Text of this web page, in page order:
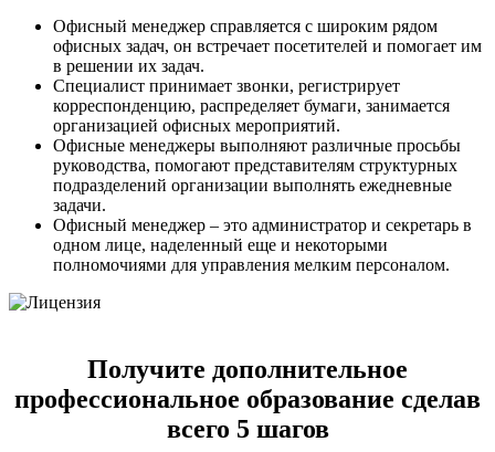
Офисный менеджер справляется с широким рядом
офисных задач, он встречает посетителей и помогает им
в решении их задач.
Специалист принимает звонки, регистрирует
корреспонденцию, распределяет бумаги, занимается
организацией офисных мероприятий.
Офисные менеджеры выполняют различные просьбы
руководства, помогают представителям структурных
подразделений организации выполнять ежедневные
задачи.
Офисный менеджер – это администратор и секретарь в
одном лице, наделенный еще и некоторыми
полномочиями для управления мелким персоналом.
Получите дополнительное
профессиональное образование сделав
всего 5 шагов